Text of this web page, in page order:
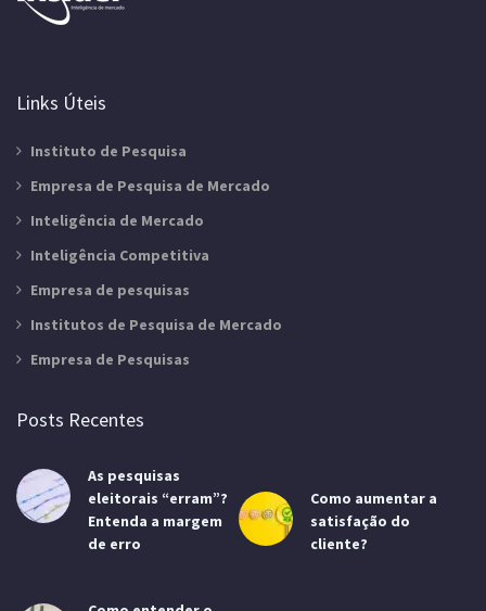
Links Úteis
Instituto de Pesquisa
Empresa de Pesquisa de Mercado
Inteligência de Mercado
Inteligência Competitiva
Empresa de pesquisas
Institutos de Pesquisa de Mercado
Empresa de Pesquisas
Posts Recentes
As pesquisas
eleitorais “erram”?
Entenda a margem
de erro
Como aumentar a
satisfação do
cliente?